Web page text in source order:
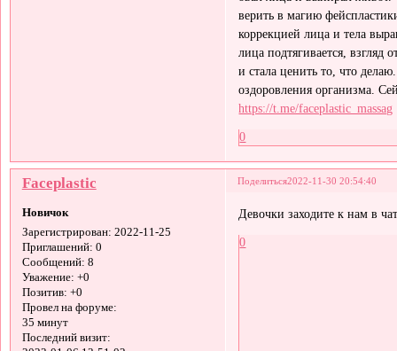
верить в магию
коррекцией лица и тела
лица подтягивается, взгляд
и стала ценить то, что
оздоровления организма.
https://t.me/faceplastic_massag
0
Поделиться2022-11-30 20:54:40
Faceplastic
Новичок
Зарегистрирован: 2022-11-25
Приглашений: 0
Сообщений: 8
Уважение: +0
Позитив: +0
Провел на форуме:
35 минут
Последний визит:
Девочки заходите к нам в
0